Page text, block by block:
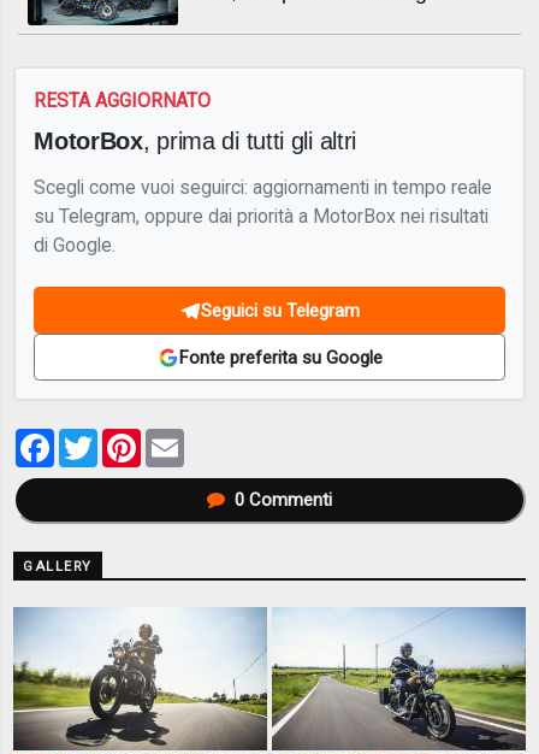
RESTA AGGIORNATO
MotorBox, prima di tutti gli altri
Scegli come vuoi seguirci: aggiornamenti in tempo reale
su Telegram, oppure dai priorità a MotorBox nei risultati
di Google.
Seguici su Telegram
Fonte preferita su Google
Facebook
TwitterPinterest
0Commenti
GALLERY